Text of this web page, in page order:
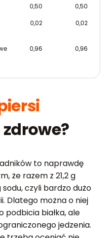
0,50
0,50
0,02 0,02
0,96 0,96
to naprawdę
że razem z 21,2 g
czyli bardzo dużo
Dlatego można o niej
podbicia białka, ale
jedzenia.